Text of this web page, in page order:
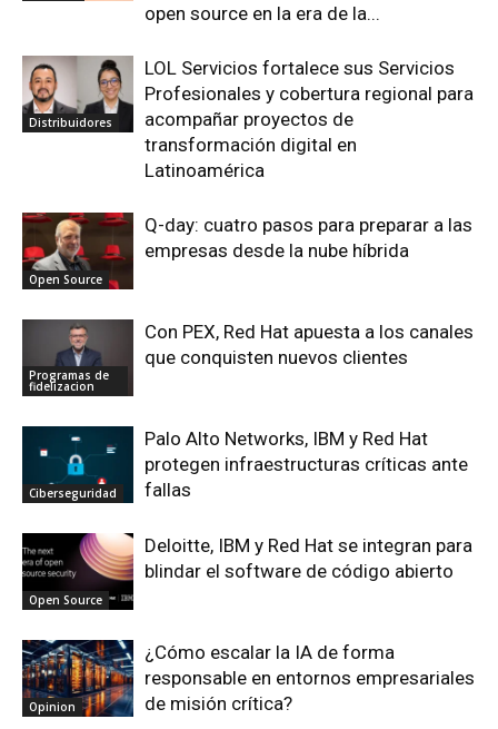
open source en la era de la...
Distribuidores
LOL Servicios fortalece sus Servicios
Profesionales y cobertura regional para
acompañar proyectos de
transformación digital en
Latinoamérica
Open Source
Q-day: cuatro pasos para preparar a las
empresas desde la nube híbrida
Programas de
fidelizacion
Con PEX, Red Hat apuesta a los canales
que conquisten nuevos clientes
Ciberseguridad
Palo Alto Networks, IBM y Red Hat
protegen infraestructuras críticas ante
fallas
Open Source
Deloitte, IBM y Red Hat se integran para
blindar el software de código abierto
Opinion
¿Cómo escalar la IA de forma
responsable en entornos empresariales
de misión crítica?